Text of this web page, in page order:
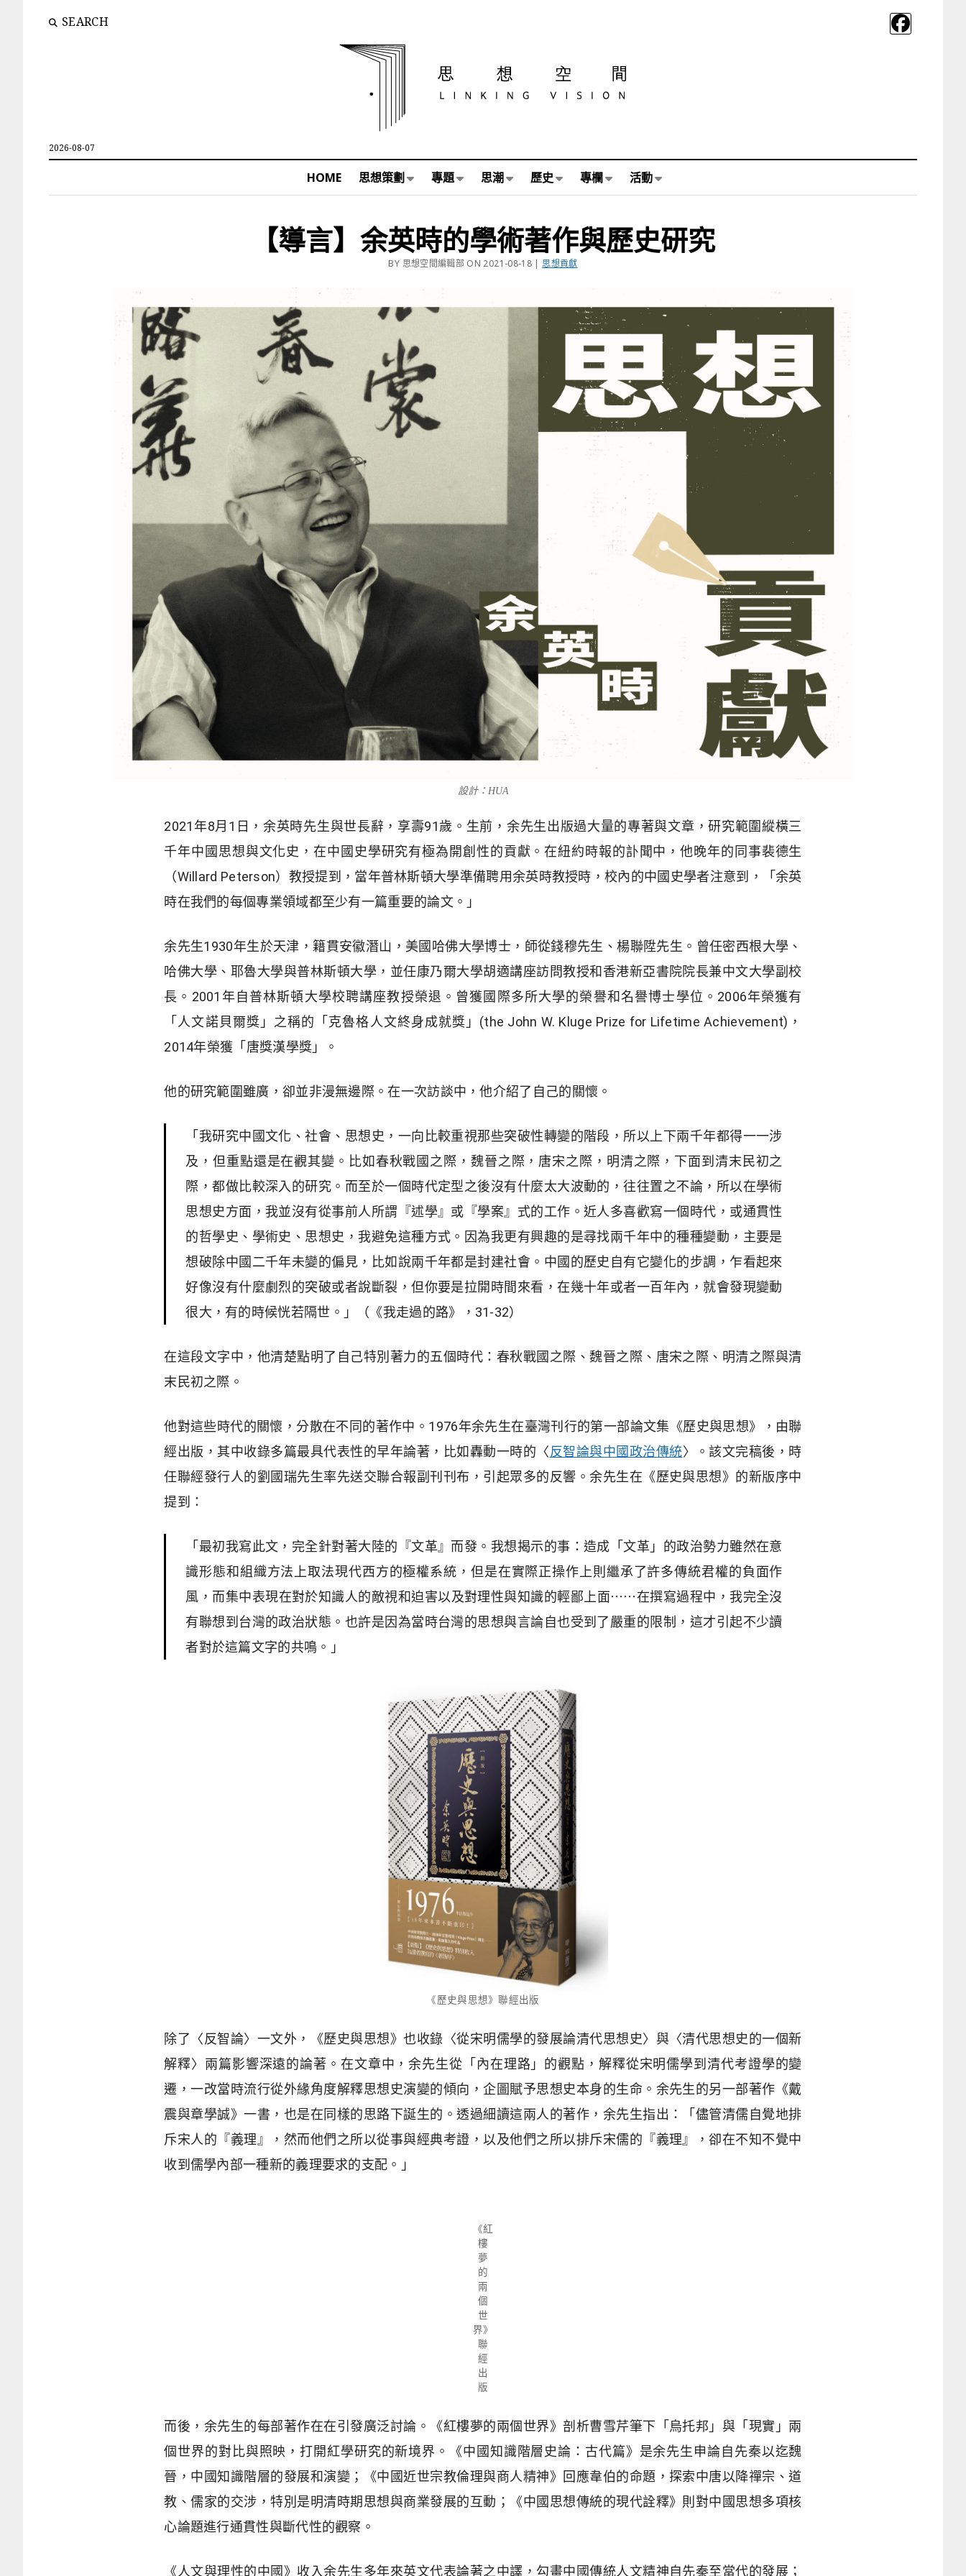
SEARCH
2026-08-07
HOME 思想策劃 專題 思潮 歷史 專欄 活動
【導言】余英時的學術著作與歷史研究
BY 思想空間編輯部 ON 2021-08-18 |思想貢獻
設計：HUA
2021年8月1日，余英時先生與世長辭，享壽91歲。生前，余先生出版過大量的專著與文章，研究範圍縱橫三
千年中國思想與文化史，在中國史學研究有極為開創性的貢獻。在紐約時報的訃聞中，他晚年的同事裴德生
（Willard Peterson）教授提到，當年普林斯頓大學準備聘用余英時教授時，校內的中國史學者注意到，「余英
時在我們的每個專業領域都至少有一篇重要的論文。」
余先生1930年生於天津，籍貫安徽潛山，美國哈佛大學博士，師從錢穆先生、楊聯陞先生。曾任密西根大學、
哈佛大學、耶魯大學與普林斯頓大學，並任康乃爾大學胡適講座訪問教授和香港新亞書院院長兼中文大學副校
長。2001年自普林斯頓大學校聘講座教授榮退。曾獲國際多所大學的榮譽和名譽博士學位。2006年榮獲有
「人文諾貝爾獎」之稱的「克魯格人文終身成就獎」(the John W. Kluge Prize for Lifetime Achievement)，
2014年榮獲「唐獎漢學獎」。
他的研究範圍雖廣，卻並非漫無邊際。在一次訪談中，他介紹了自己的關懷。
「我研究中國文化、社會、思想史，一向比較重視那些突破性轉變的階段，所以上下兩千年都得一一涉
及，但重點還是在觀其變。比如春秋戰國之際，魏晉之際，唐宋之際，明清之際，下面到清末民初之
際，都做比較深入的研究。而至於一個時代定型之後沒有什麼太大波動的，往往置之不論，所以在學術
思想史方面，我並沒有從事前人所謂『述學』或『學案』式的工作。近人多喜歡寫一個時代，或通貫性
的哲學史、學術史、思想史，我避免這種方式。因為我更有興趣的是尋找兩千年中的種種變動，主要是
想破除中國二千年未變的偏見，比如說兩千年都是封建社會。中國的歷史自有它變化的步調，乍看起來
好像沒有什麼劇烈的突破或者說斷裂，但你要是拉開時間來看，在幾十年或者一百年內，就會發現變動
很大，有的時候恍若隔世。」（《我走過的路》，31-32）
在這段文字中，他清楚點明了自己特別著力的五個時代：春秋戰國之際、魏晉之際、唐宋之際、明清之際與清
末民初之際。
他對這些時代的關懷，分散在不同的著作中。1976年余先生在臺灣刊行的第一部論文集《歷史與思想》，由聯
經出版，其中收錄多篇最具代表性的早年論著，比如轟動一時的〈反智論與中國政治傳統〉。該文完稿後，時
任聯經發行人的劉國瑞先生率先送交聯合報副刊刊布，引起眾多的反響。余先生在《歷史與思想》的新版序中
提到：
「最初我寫此文，完全針對著大陸的『文革』而發。我想揭示的事：造成「文革」的政治勢力雖然在意
識形態和組織方法上取法現代西方的極權系統，但是在實際正操作上則繼承了許多傳統君權的負面作
風，而集中表現在對於知識人的敵視和迫害以及對理性與知識的輕鄙上面⋯⋯在撰寫過程中，我完全沒
有聯想到台灣的政治狀態。也許是因為當時台灣的思想與言論自也受到了嚴重的限制，這才引起不少讀
者對於這篇文字的共鳴。」
《歷史與思想》聯經出版
除了〈反智論〉一文外，《歷史與思想》也收錄〈從宋明儒學的發展論清代思想史〉與〈清代思想史的一個新
解釋〉兩篇影響深遠的論著。在文章中，余先生從「內在理路」的觀點，解釋從宋明儒學到清代考證學的變
遷，一改當時流行從外緣角度解釋思想史演變的傾向，企圖賦予思想史本身的生命。余先生的另一部著作《戴
震與章學誠》一書，也是在同樣的思路下誕生的。透過細讀這兩人的著作，余先生指出：「儘管清儒自覺地排
斥宋人的『義理』，然而他們之所以從事與經典考證，以及他們之所以排斥宋儒的『義理』，卻在不知不覺中
收到儒學內部一種新的義理要求的支配。」
《紅
樓
夢
的
兩
個
世
界》
聯
經
出
版
而後，余先生的每部著作在在引發廣泛討論。《紅樓夢的兩個世界》剖析曹雪芹筆下「烏托邦」與「現實」兩
個世界的對比與照映，打開紅學研究的新境界。《中國知識階層史論：古代篇》是余先生申論自先秦以迄魏
晉，中國知識階層的發展和演變；《中國近世宗教倫理與商人精神》回應韋伯的命題，探索中唐以降禪宗、道
教、儒家的交涉，特別是明清時期思想與商業發展的互動；《中國思想傳統的現代詮釋》則對中國思想多項核
心論題進行通貫性與斷代性的觀察。
《人文與理性的中國》收入余先生多年來英文代表論著之中譯，勾畫中國傳統人文精神自先秦至當代的發展；